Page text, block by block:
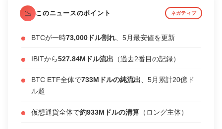
📉 このニュースのポイント ネガティブ
BTCが一時73,000ドル割れ、5月最安値を更新
IBITから527.84Mドル流出 （過去2番目の記録）
BTC ETF全体で733Mドルの純流出、5月累計20億ド
ル超
仮想通貨全体で約933Mドルの清算（ロング主体）